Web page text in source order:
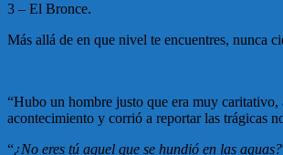
3 – El Bronce.
Más allá de en que nivel te encuentres, nunca
“Hubo un hombre justo que era muy caritativo,
acontecimiento y corrió a reportar las trágicas
“¿No eres tú aquel que se hundió en las aguas?